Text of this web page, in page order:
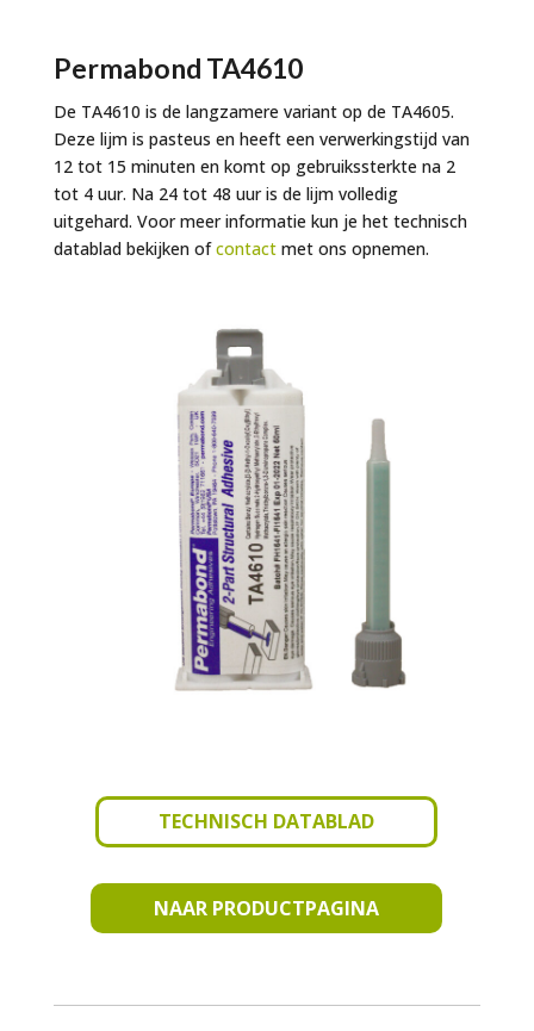
Permabond TA4610
De TA4610 is de langzamere variant op de TA4605.
Deze lijm is pasteus en heeft een verwerkingstijd van
12 tot 15 minuten en komt op gebruikssterkte na 2
tot 4 uur. Na 24 tot 48 uur is de lijm volledig
uitgehard. Voor meer informatie kun je het technisch
datablad bekijken ofcontactmet ons opnemen.
TECHNISCH DATABLAD
NAAR PRODUCTPAGINA